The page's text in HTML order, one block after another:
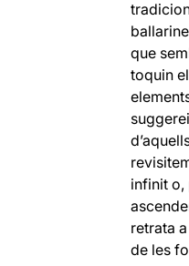
que
toquin
infinit o,
retrata
de les